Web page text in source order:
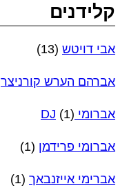
קלידנים
אבי דויטש (13)
אברהם הערש קורניצר
אברומי DJ (1)
אברומי פרידמן (1)
אברימי אייזנבאך (1)